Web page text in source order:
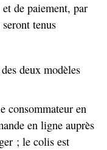
de paiement, par
tenus
deux modèles
consommateur en
en ligne auprès
; le colis est